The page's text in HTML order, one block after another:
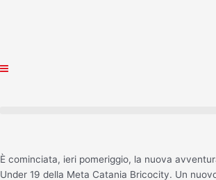
È cominciata, ieri pomeriggio, la nuova
Under 19 della Meta Catania Bricocity. Un